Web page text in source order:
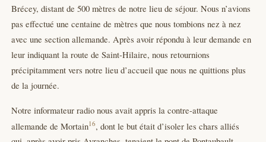
Brécey, distant de 500 mètres de notre lieu de séjour. Nous n’avions
pas effectué une centaine de mètres que nous tombions nez à nez
avec une section allemande. Après avoir répondu à leur demande en
leur indiquant la route de Saint-Hilaire, nous retournions
précipitamment vers notre lieu d’accueil que nous ne quittions plus
de la journée.
Notre informateur radio nous avait appris la contre-attaque
allemande de Mortain16, dont le but était d’isoler les chars alliés